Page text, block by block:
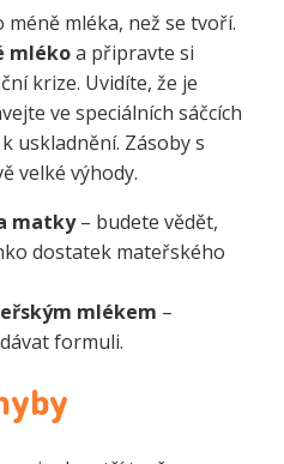
mléka, než se tvoří.
mlékoa připravte si
krize. Uvidíte, že je
ve speciálních sáčcích
uskladnění. Zásoby s
velké výhody.
matky– budete vědět,
dostatek mateřského
mlékem –
formuli.